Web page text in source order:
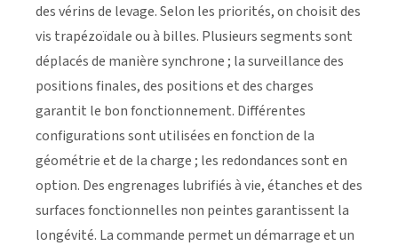
des vérins de levage. Selon les priorités, on choisit des
vis trapézoïdale ou à billes. Plusieurs segments sont
déplacés de manière synchrone ; la surveillance des
positions finales, des positions et des charges
garantit le bon fonctionnement. Différentes
configurations sont utilisées en fonction de la
géométrie et de la charge ; les redondances sont en
option. Des engrenages lubrifiés à vie, étanches et des
surfaces fonctionnelles non peintes garantissent la
longévité. La commande permet un démarrage et un